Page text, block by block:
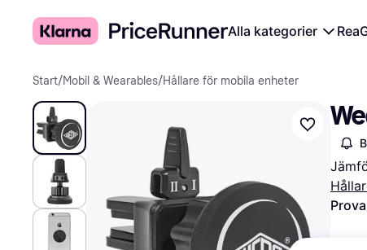
Alla kategorier Rea
Start/Mobil & Wearables/Hållare för mobila enheter